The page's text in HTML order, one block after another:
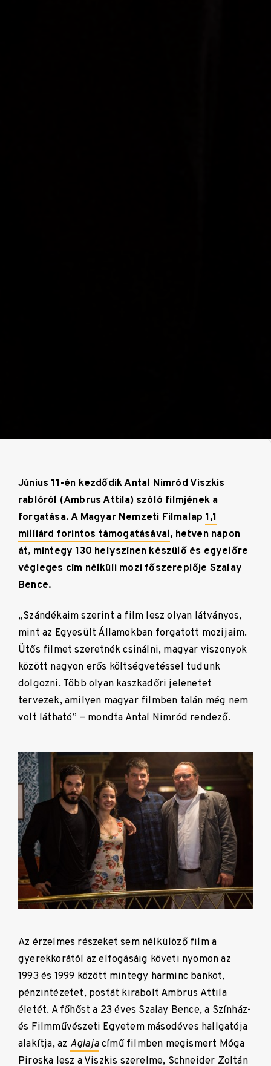
Június 11-én kezdődik Antal Nimród Viszkis
rablóról (Ambrus Attila) szóló filmjének a
forgatása. A Magyar Nemzeti Filmalap 1,1
milliárd forintos támogatásával, hetven napon
át, mintegy 130 helyszínen készülő és egyelőre
végleges cím nélküli mozi főszereplője Szalay
Bence.
„Szándékaim szerint a film lesz olyan látványos,
mint az Egyesült Államokban forgatott mozijaim.
Ütős filmet szeretnék csinálni, magyar viszonyok
között nagyon erős költségvetéssel tudunk
dolgozni. Több olyan kaszkadőri jelenetet
tervezek, amilyen magyar filmben talán még nem
volt látható” – mondta Antal Nimród rendező.
Az érzelmes részeket sem nélkülöző film a
gyerekkorától az elfogásáig követi nyomon az
1993 és 1999 között mintegy harminc bankot,
pénzintézetet, postát kirabolt Ambrus Attila
életét. A főhőst a 23 éves Szalay Bence, a Színház-
és Filmművészeti Egyetem másodéves hallgatója
alakítja, az Aglajacímű filmben megismert Móga
Piroska lesz a Viszkis szerelme, Schneider Zoltán